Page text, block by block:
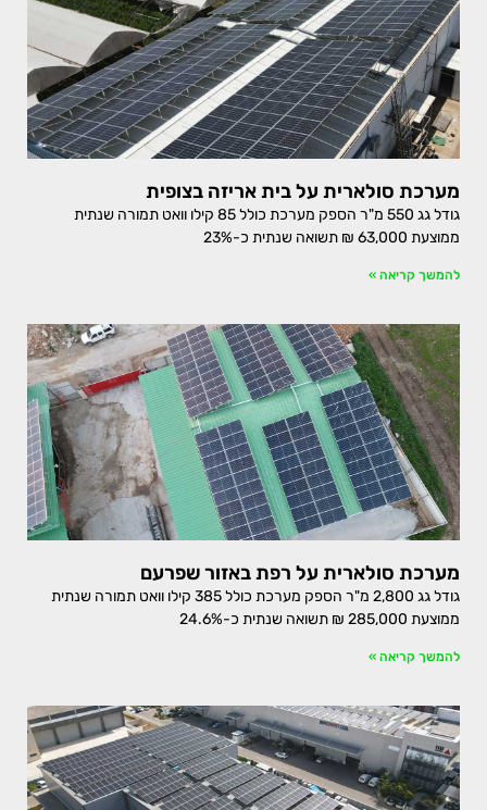
מערכת סולארית על בית אריזה בצופית
גודל גג 550 מ"ר הספק מערכת כולל 85 קילו וואט תמורה שנתית
ממוצעת 63,000 ₪ תשואה שנתית כ-23%
להמשך קריאה »
מערכת סולארית על רפת באזור שפרעם
גודל גג 2,800 מ"ר הספק מערכת כולל 385 קילו וואט תמורה שנתית
ממוצעת 285,000 ₪ תשואה שנתית כ-24.6%
להמשך קריאה »